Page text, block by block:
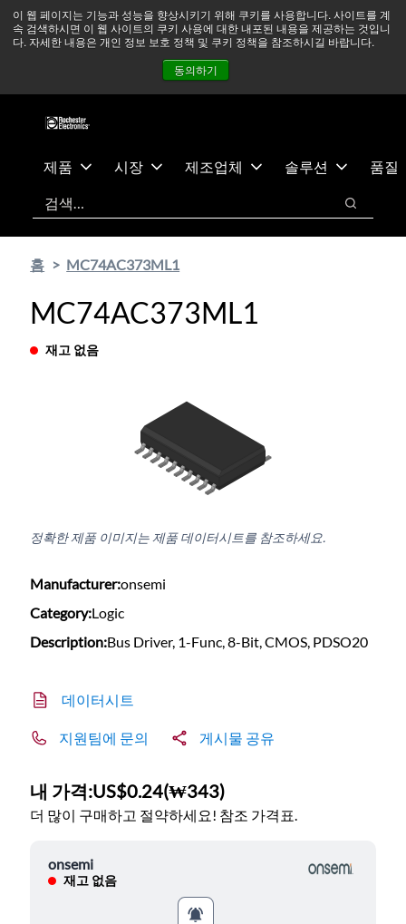
이 웹 페이지는 기능과 성능을 향상시키기 위해 쿠키를 사용합니다. 사이트를 계
속 검색하시면 이 웹 사이트의 쿠키 사용에 대한 내포된 내용을 제공하는 것입니
다. 자세한 내용은 개인 정보 보호 정책 및 쿠키 정책을 참조하시길 바랍니다.
동의하기
츠
건
중동 지역 상황을 지속적으로 주시하고 있으며, 모든 서비스는
정상적으로 운영되고 있습니다. 더 읽어보기 →
뉴스
문의하기
제품 시장 제조업체 솔루션
품질
검색
검색
홈 MC74AC373ML1
MC74AC373ML1
재고 없음
정확한 제품 이미지는 제품 데이터시트를 참조하세요.
Manufacturer:onsemi
Category:Logic
Description:Bus Driver, 1-Func, 8-Bit, CMOS, PDSO20
데이터시트
지원팀에 문의 게시물 공유
내 가격:US$0.24(₩343)
더 많이 구매하고 절약하세요! 참조 가격표.
onsemi
재고 없음